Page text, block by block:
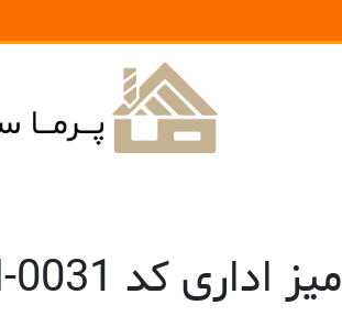
میز اداری کد PAM-0031